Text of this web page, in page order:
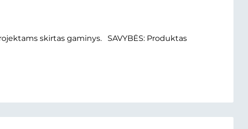
skirtas gaminys. SAVYBĖS: Produktas